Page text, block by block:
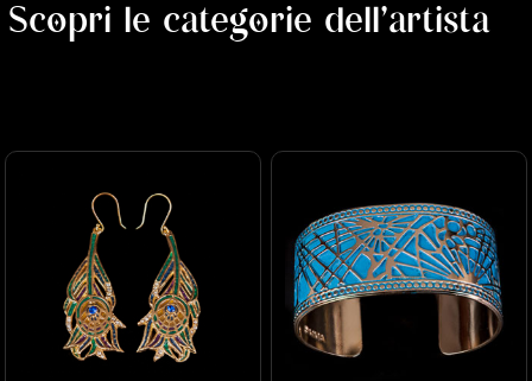
Scopri le categorie dell'artista